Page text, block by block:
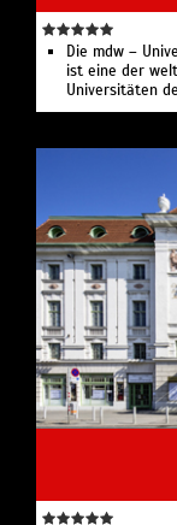
Die mdw –
ist eine der
Universitäten